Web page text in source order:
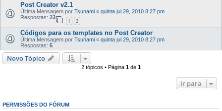
Post Creator v2.1
Última Mensagem por Tsunami « quinta jul 29, 2010 8:27 pm
Respostas: 23
1 2
Códigos para os templates no Post Creator
Última Mensagem por Tsunami « quinta jul 29, 2010 8:27 pm
Respostas: 5
Novo Tópico
2 tópicos • Página 1 de 1
Ir para
PERMISSÕES DO FÓRUM